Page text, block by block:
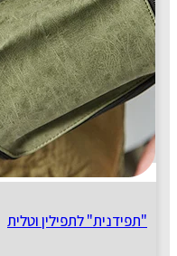
"תפידנית" לתפילין וטלית